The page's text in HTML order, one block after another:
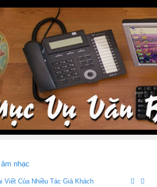
nhạc
Viết Của Nhiều Tác Giả Khách